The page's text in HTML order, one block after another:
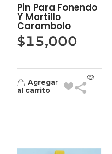
Pin Para Fonendo
Y Martillo
Carambolo
$15,000
Agregar
al carrito